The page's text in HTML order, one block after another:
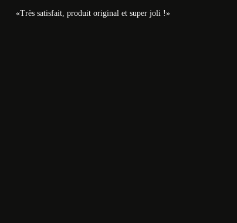
«Très satisfait, produit original et super joli !»